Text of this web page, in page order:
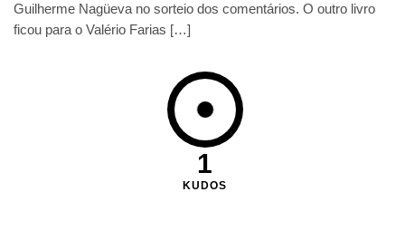
Guilherme Nagüeva no sorteio dos comentários. O outro livro
ficou para o Valério Farias […]
1
KUDOS